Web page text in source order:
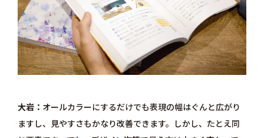
大岩
オールカラーにするだけでも表現の幅はぐんと広がり
ますし、見やすさもかなり改善できます。しかし、たとえ同